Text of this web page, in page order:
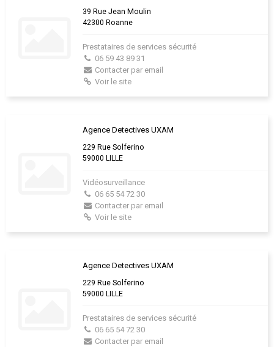
39 Rue Jean Moulin
42300 Roanne
Prestataires de services sécurité
06 59 43 89 31
Contacter par email
Voir le site
Agence Detectives UXAM
229 Rue Solferino
59000 LILLE
Vidéosurveillance
06 65 54 72 30
Contacter par email
Voir le site
Agence Detectives UXAM
229 Rue Solferino
59000 LILLE
Prestataires de services sécurité
06 65 54 72 30
Contacter par email